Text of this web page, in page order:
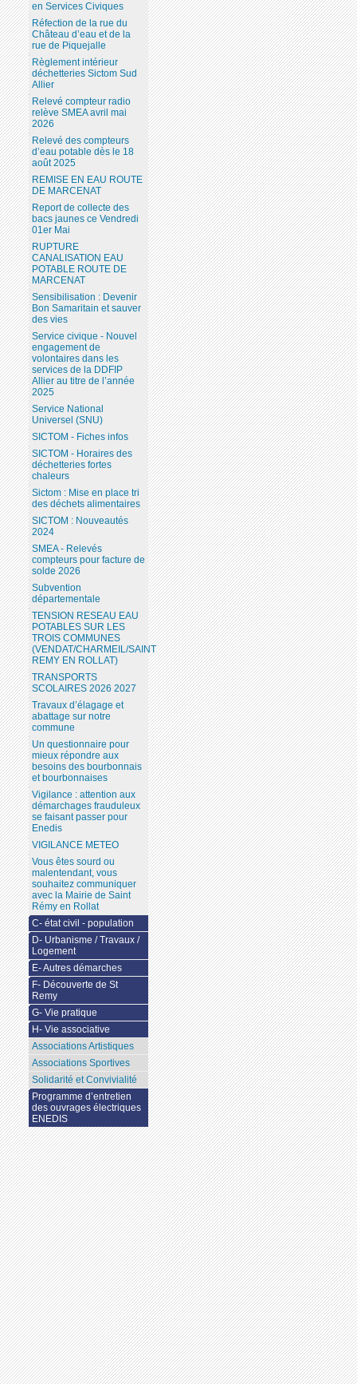
en Services Civiques
Réfection de la rue du
Château d’eau et de la
rue de Piquejalle
Règlement intérieur
déchetteries Sictom Sud
Allier
Relevé compteur radio
relève SMEA avril mai
2026
Relevé des compteurs
d’eau potable dès le 18
août 2025
REMISE EN EAU ROUTE
DE MARCENAT
Report de collecte des
bacs jaunes ce Vendredi
01er Mai
RUPTURE
CANALISATION EAU
POTABLE ROUTE DE
MARCENAT
Sensibilisation : Devenir
Bon Samaritain et sauver
des vies
Service civique - Nouvel
engagement de
volontaires dans les
services de la DDFIP
Allier au titre de l’année
2025
Service National
Universel (SNU)
SICTOM - Fiches infos
SICTOM - Horaires des
déchetteries fortes
chaleurs
Sictom : Mise en place tri
des déchets alimentaires
SICTOM : Nouveautés
2024
SMEA - Relevés
compteurs pour facture de
solde 2026
Subvention
départementale
TENSION RESEAU EAU
POTABLES SUR LES
TROIS COMMUNES
(VENDAT/CHARMEIL/SAINT
REMY EN ROLLAT)
TRANSPORTS
SCOLAIRES 2026 2027
Travaux d’élagage et
abattage sur notre
commune
Un questionnaire pour
mieux répondre aux
besoins des bourbonnais
et bourbonnaises
Vigilance : attention aux
démarchages frauduleux
se faisant passer pour
Enedis
VIGILANCE METEO
Vous êtes sourd ou
malentendant, vous
souhaitez communiquer
avec la Mairie de Saint
Rémy en Rollat
C- état civil - population
D- Urbanisme / Travaux /
Logement
E- Autres démarches
F- Découverte de St
Remy
G- Vie pratique
H- Vie associative
Associations Artistiques
Associations Sportives
Solidarité et Convivialité
Programme d’entretien
des ouvrages électriques
ENEDIS